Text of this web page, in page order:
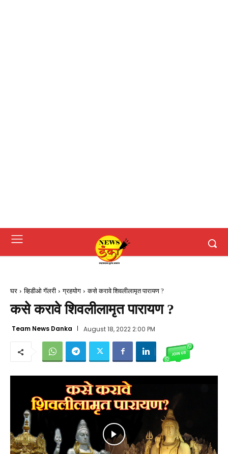
घर व्हिडीओ गॅलरी ग्रहयोग कसे करावे शिवलीलामृत पारायण ?
कसे करावे शिवलीलामृत पारायण ?
Team News Danka August 18, 2022 2:00 PM